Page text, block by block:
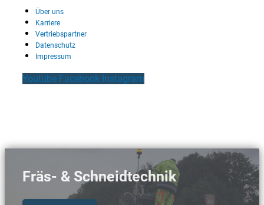
Über uns
Karriere
Vertriebspartner
Datenschutz
Impressum
Youtube Facebook Instagram
Fräs- & Schneidtechnik